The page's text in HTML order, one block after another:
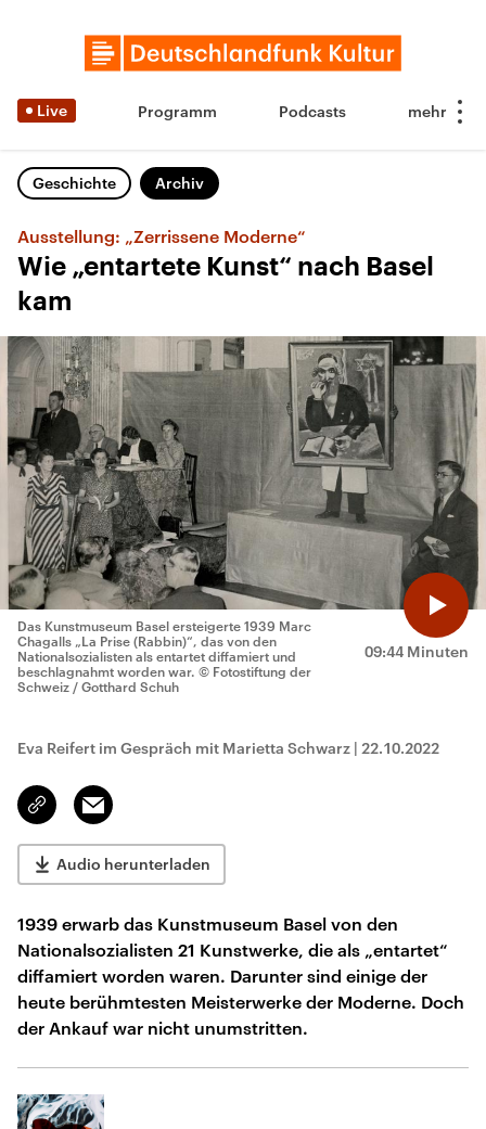
Live Programm Podcasts
Geschichte Archiv
Ausstellung: „Zerrissene Moderne“
Wie „entartete Kunst“ nach Basel
kam
09:44 Minuten
Das Kunstmuseum Basel ersteigerte 1939 Marc
Chagalls „La Prise (Rabbin)“, das von den
Nationalsozialisten als entartet diffamiert und
beschlagnahmt worden war. © Fotostiftung der
Schweiz / Gotthard Schuh
Eva Reifert im Gespräch mit Marietta Schwarz | 22.10.2022
Link
kopieren/teilen
Email
Audio herunterladen
1939 erwarb das Kunstmuseum Basel von den
Nationalsozialisten 21 Kunstwerke, die als „entartet“
diffamiert worden waren. Darunter sind einige der
heute berühmtesten Meisterwerke der Moderne. Doch
der Ankauf war nicht unumstritten.